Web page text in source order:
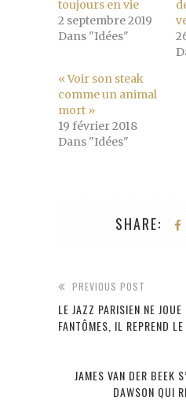
toujours en vie
2 septembre 2019
Dans "Idées"
« Voir son steak
comme un animal
mort »
19 février 2018
Dans "Idées"
SHARE:
PREVIOUS POST
LE JAZZ PARISIEN NE
FANTÔMES, IL REPREND
JAMES VAN DER BEEK
DAWSON QUI